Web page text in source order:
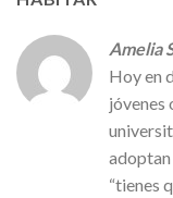
Amelia
Hoy en
jóvenes
adoptan
“tienes